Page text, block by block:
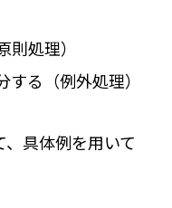
処理）
る（例外処理）
具体例を用いて